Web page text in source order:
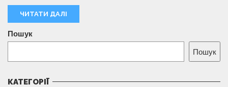
ЧИТАТИ ДАЛІ
Пошук
Пошук
КАТЕГОРІЇ